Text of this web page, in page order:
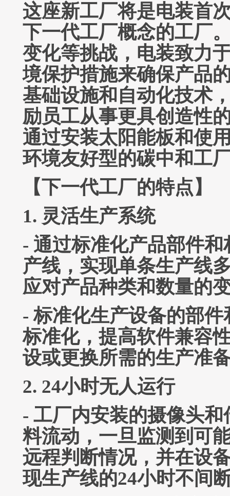
这座新工厂将是电装首
下一代工厂概念的工厂
变化等挑战，电装致力
境保护措施来确保产品
基础设施和自动化技术
励员工从事更具创造性
通过安装太阳能板和使
环境友好型的碳中和工
【下一代工厂的特点】
1. 灵活生产系统
- 通过标准化产品部件
产线，实现单条生产线
应对产品种类和数量的
- 标准化生产设备的部
标准化，提高软件兼容
设或更换所需的生产准
2. 24小时无人运行
- 工厂内安装的摄像头
料流动，一旦监测到可
远程判断情况，并在设
现生产线的24小时不间